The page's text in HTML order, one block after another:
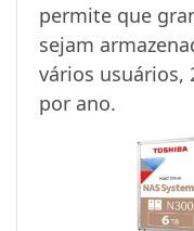
permite que
sejam
vários usuários,
por ano.